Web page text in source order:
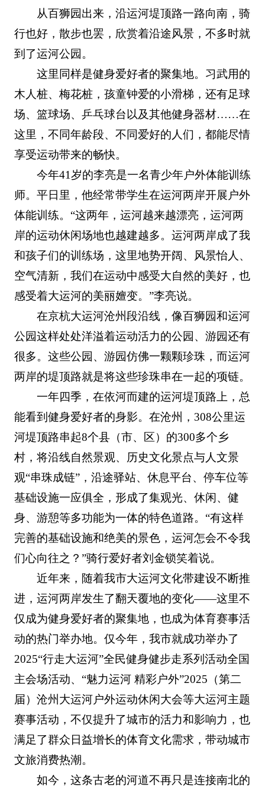
从百狮园出来，沿运河堤顶路一路向南，骑
行也好，散步也罢，欣赏着沿途风景，不多时就
到了运河公园。
这里同样是健身爱好者的聚集地。习武用的
木人桩、梅花桩，孩童钟爱的小滑梯，还有足球
场、篮球场、乒乓球台以及其他健身器材……在
这里，不同年龄段、不同爱好的人们，都能尽情
享受运动带来的畅快。
今年41岁的李亮是一名青少年户外体能训练
师。平日里，他经常带学生在运河两岸开展户外
体能训练。“这两年，运河越来越漂亮，运河两
岸的运动休闲场地也越建越多。运河两岸成了我
和孩子们的训练场，这里地势开阔、风景怡人、
空气清新，我们在运动中感受大自然的美好，也
感受着大运河的美丽嬗变。”李亮说。
在京杭大运河沧州段沿线，像百狮园和运河
公园这样处处洋溢着运动活力的公园、游园还有
很多。这些公园、游园仿佛一颗颗珍珠，而运河
两岸的堤顶路就是将这些珍珠串在一起的项链。
一年四季，在依河而建的运河堤顶路上，总
能看到健身爱好者的身影。在沧州，308公里运
河堤顶路串起8个县（市、区）的300多个乡
村，将沿线自然景观、历史文化景点与人文景
观“串珠成链”，沿途驿站、休息平台、停车位等
基础设施一应俱全，形成了集观光、休闲、健
身、游憩等多功能为一体的特色道路。“有这样
完善的基础设施和绝美的景色，运河怎会不令我
们心向往之？”骑行爱好者刘金锁笑着说。
近年来，随着我市大运河文化带建设不断推
进，运河两岸发生了翻天覆地的变化——这里不
仅成为健身爱好者的聚集地，也成为体育赛事活
动的热门举办地。仅今年，我市就成功举办了
2025“行走大运河”全民健身健步走系列活动全国
主会场活动、“魅力运河 精彩户外”2025（第二
届）沧州大运河户外运动休闲大会等大运河主题
赛事活动，不仅提升了城市的活力和影响力，也
满足了群众日益增长的体育文化需求，带动城市
文旅消费热潮。
如今，这条古老的河道不再只是连接南北的